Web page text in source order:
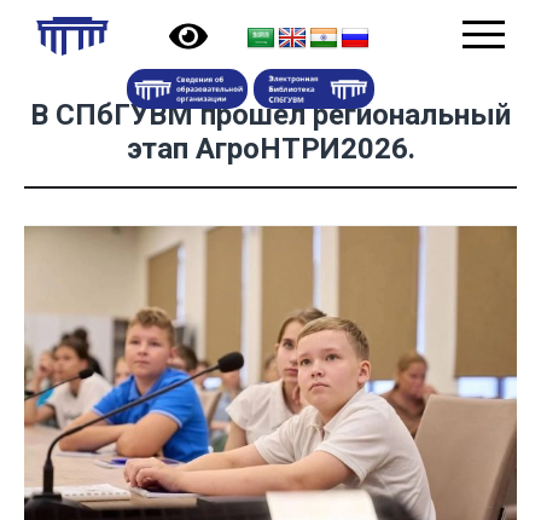
В СПбГУВМ прошел региональный
этап АгроНТРИ2026.